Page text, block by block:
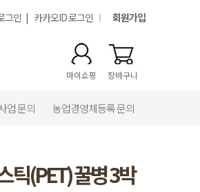
그인 | 카카오ID 로그인 회원가입
마이쇼핑 장바구니
업 문의 농업경영체등록 문의
틱(PET) 꿀병 3박